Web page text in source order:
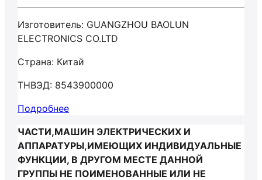
Изготовитель: GUANGZHOU BAOLUN
ELECTRONICS CO.LTD
Страна: Китай
ТНВЭД: 8543900000
Подробнее
ЧАСТИ,МАШИН ЭЛЕКТРИЧЕСКИХ И
АППАРАТУРЫ,ИМЕЮЩИХ ИНДИВИДУАЛЬНЫЕ
ФУНКЦИИ, В ДРУГОМ МЕСТЕ ДАННОЙ
ГРУППЫ НЕ ПОИМЕНОВАННЫЕ ИЛИ НЕ